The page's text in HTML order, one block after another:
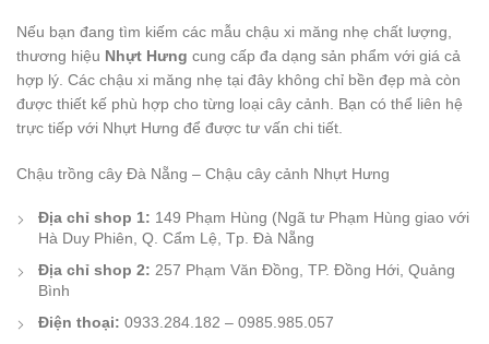
Nếu bạn đang tìm kiếm các mẫu chậu xi măng nhẹ chất lượng,
thương hiệu Nhựt Hưng cung cấp đa dạng sản phẩm với giá cả
hợp lý. Các chậu xi măng nhẹ tại đây không chỉ bền đẹp mà còn
được thiết kế phù hợp cho từng loại cây cảnh. Bạn có thể liên hệ
trực tiếp với Nhựt Hưng để được tư vấn chi tiết.
Chậu trồng cây Đà Nẵng – Chậu cây cảnh Nhựt Hưng
Địa chỉ shop 1: 149 Phạm Hùng (Ngã tư Phạm Hùng giao với
Hà Duy Phiên, Q. Cẩm Lệ, Tp. Đà Nẵng
Địa chỉ shop 2: 257 Phạm Văn Đồng, TP. Đồng Hới, Quảng
Bình
Điện thoại: 0933.284.182 – 0985.985.057